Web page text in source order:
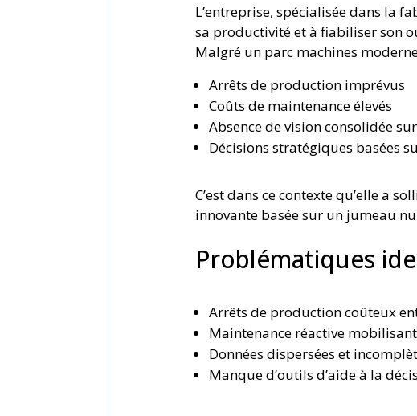
L’entreprise, spécialisée dans la
sa productivité et à fiabiliser son
Malgré un parc machines
Arrêts de production imprévus
Coûts de maintenance élevés
Absence de vision consolidée
Décisions stratégiques basées
C’est dans ce contexte qu’elle a
innovante basée sur un jumeau
Problématiques
Arrêts de production coûteux
Maintenance réactive
Données dispersées et
Manque d’outils d’aide à la